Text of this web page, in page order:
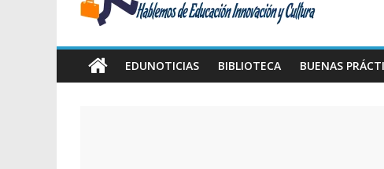
Educación,
EDUNOTICIAS BIBLIOTECA BUENAS